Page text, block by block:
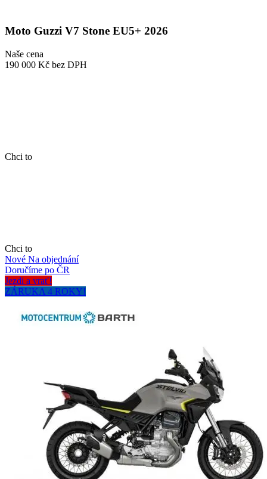
Moto Guzzi V7 Stone EU5+ 2026
Naše cena
190 000 Kč bez DPH
Chci to
Chci to
Nové Na objednání
Doručíme po ČR
Jezdi a vrať!
ZÁRUKA 4 ROKY!